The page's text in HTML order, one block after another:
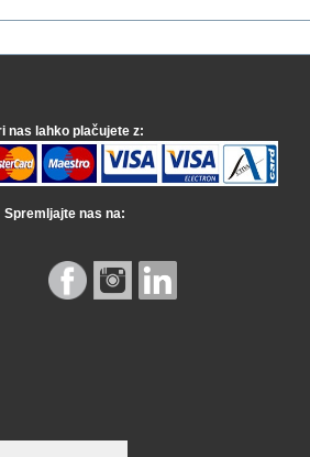
nas lahko plačujete z:
nas na: